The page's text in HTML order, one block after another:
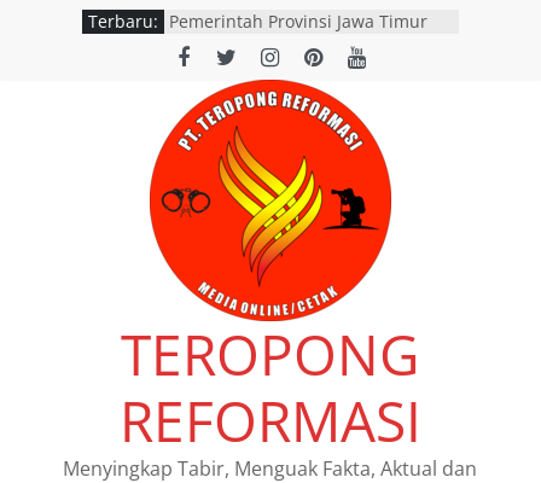
Terbaru: Penanganan Kasus Laka Lantas
2017 Telah Tuntas dan
Berkekuatan Hukum Tetap
Pemerintah Provinsi Jawa Timur
resmi menggelar program
pemutihan dan pembebasan pajak
daerah di seluruh kantor Samsat
wilayah Jatim
Satpolairud Situbondo Perketat
Pemeriksaan Muatan Truk di
Pelabuhan Jangkar
Dishub Nganjuk dan Satlantas
Polres Nganjuk Gelar Inspeksi
Keselamatan Jalan di Rejoso, 39
Pengendara Ditilang
SATLANTAS POLRES NGANJUK
DORONG PERCEPATAN TINDAK
LANJUT HASIL RAPAT FKLL
BERSAMA INSTANSI TERKAIT
TEROPONG
REFORMASI
Menyingkap Tabir, Menguak Fakta, Aktual dan